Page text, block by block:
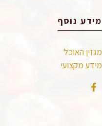
מידע נוסף
מגזין האוכל
מידע מקצועי